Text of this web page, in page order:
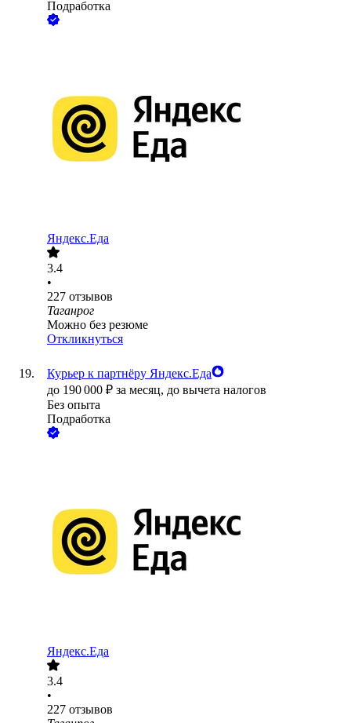
Подработка
Яндекс.Еда
3.4
•
227 отзывов
Таганрог
Можно без резюме
Откликнуться
Курьер к партнёру Яндекс.Еда
до 190 000 ₽ за месяц, до вычета налогов
Без опыта
Подработка
Яндекс.Еда
3.4
•
227 отзывов